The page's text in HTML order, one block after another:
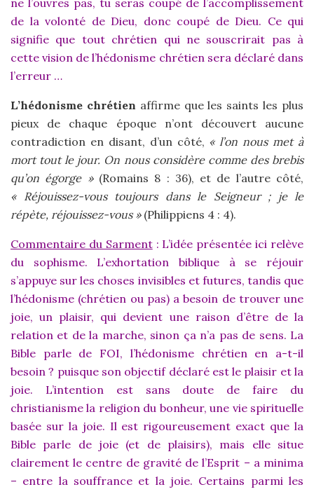
ne l’ouvres pas, tu seras coupé de l’accomplissement
de la volonté de Dieu, donc coupé de Dieu. Ce qui
signifie que tout chrétien qui ne souscrirait pas à
cette vision de l’hédonisme chrétien sera déclaré dans
l’erreur …
L’hédonisme chrétien affirme que les saints les plus
pieux de chaque époque n’ont découvert aucune
contradiction en disant, d’un côté, « l’on nous met à
mort tout le jour. On nous considère comme des brebis
qu’on égorge »(Romains 8 : 36), et de l’autre côté,
« Réjouissez-vous toujours dans le Seigneur ; je le
répète, réjouissez-vous »(Philippiens 4 : 4).
Commentaire du Sarment: L’idée présentée ici relève
du sophisme. L’exhortation biblique à se réjouir
s’appuye sur les choses invisibles et futures, tandis que
l’hédonisme (chrétien ou pas) a besoin de trouver une
joie, un plaisir, qui devient une raison d’être de la
relation et de la marche, sinon ça n’a pas de sens. La
Bible parle de FOI, l’hédonisme chrétien en a-t-il
besoin ? puisque son objectif déclaré est le plaisir et la
joie. L’intention est sans doute de faire du
christianisme la religion du bonheur, une vie spirituelle
basée sur la joie. Il est rigoureusement exact que la
Bible parle de joie (et de plaisirs), mais elle situe
clairement le centre de gravité de l’Esprit – a minima
– entre la souffrance et la joie. Certains parmi les